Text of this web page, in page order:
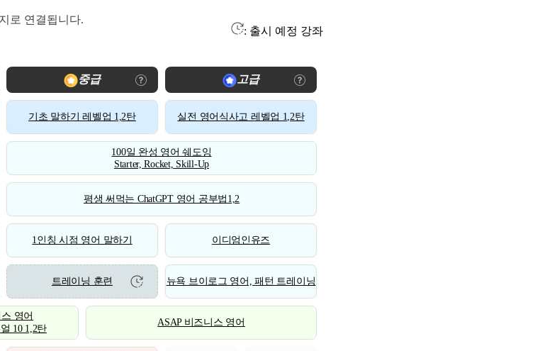
로 연결됩니다.
: 출시 예정 강좌
중급 고급
기초 말하기 레벨업 1,2탄 실전 영어식사고 레벨업 1,2탄
100일 완성 영어 쉐도잉
Starter, Rocket, Skill-Up
평생 써먹는 ChatGPT 영어 공부법1,2
1인칭 시점 영어 말하기 이디엄인유즈
트레이닝 훈련 뉴욕 브이로그 영어, 패턴 트레이닝
영어
10 1,2탄
ASAP 비즈니스 영어